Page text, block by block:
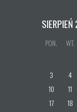
SIERPIEŃ
PON. WT.
3
4
10
11
17
18